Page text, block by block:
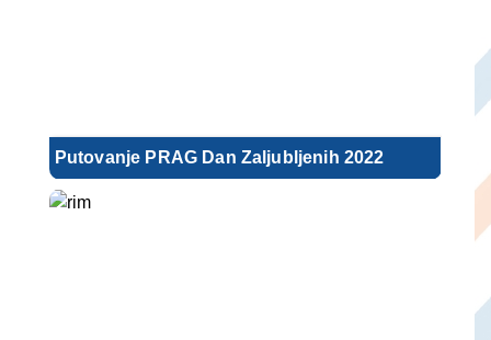
Putovanje PRAG Dan Zaljubljenih 2022